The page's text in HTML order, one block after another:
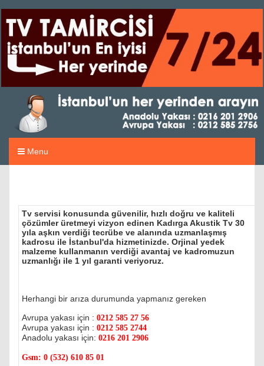
Menu
Tv servisi konusunda güvenilir, hızlı doğru ve kaliteli
çözümler üretmeyi vizyon edinen Kadırga Akustik Tv 30
yıla aşkın verdiği tecrübe ve alanında uzmanlaşmış
kadrosu ile İstanbul'da hizmetinizde. Orjinal yedek
malzeme kullanmanın verdiği avantaj ve kadromuzun
uzmanlığı ile 1 yıl garanti veriyoruz.
Herhangi bir arıza durumunda yapmanız gereken
Avrupa yakası için : 0212 585 27 56
Avrupa yakası için : 0212 585 2744
Anadolu yakası için: 0216 201 2906
Gsm: 0 (532) 610 85 01